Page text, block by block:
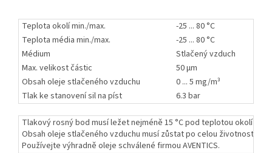
Teplota okolí min./max.
-25 ... 80 °C
Teplota média min./max.
-25 ... 80 °C
Médium
Stlačený vzduch
Max. velikost částic
50 µm
Obsah oleje stlačeného vzduchu
0 ... 5 mg/m³
Tlak ke stanovení sil na píst
6.3 bar
Tlakový rosný bod musí ležet nejméně 15 °C pod teplotou okolí a
Obsah oleje stlačeného vzduchu musí zůstat po celou životnost
Používejte výhradně oleje schválené firmou AVENTICS.